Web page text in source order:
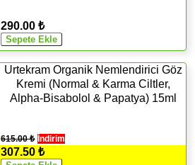
290.00 ₺
Urtekram Organik Nemlendirici Göz
Kremi (Normal & Karma Ciltler,
Alpha-Bisabolol & Papatya) 15ml
615.00 ₺ İndirim
307.50 ₺